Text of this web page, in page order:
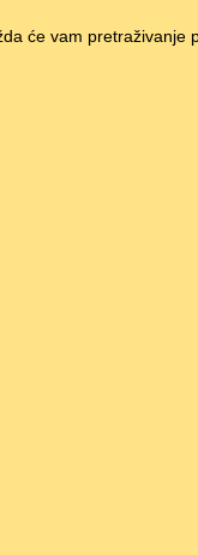
će vam pretraživanje